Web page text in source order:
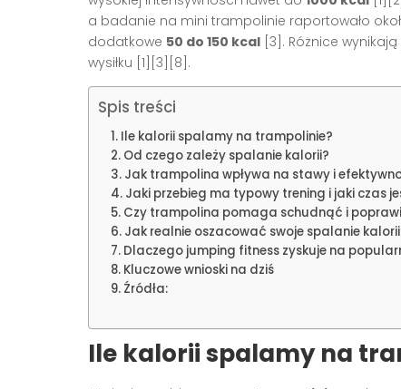
a badanie na mini trampolinie raportowało
dodatkowe 50 do 150 kcal [3] . Różnice
wysiłku [1][3][8] .
Spis treści
Ile kalorii spalamy na trampolinie?
Od czego zależy spalanie kalorii?
Jak trampolina wpływa na stawy i
Jaki przebieg ma typowy trening i jaki czas
Czy trampolina pomaga schudnąć i
Jak realnie oszacować swoje spalanie
Dlaczego jumping fitness zyskuje na
Kluczowe wnioski na dziś
Źródła:
Ile kalorii spalamy na